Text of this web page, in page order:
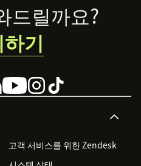
고객 서비스를 위한 Zendesk
드릴까요?
기